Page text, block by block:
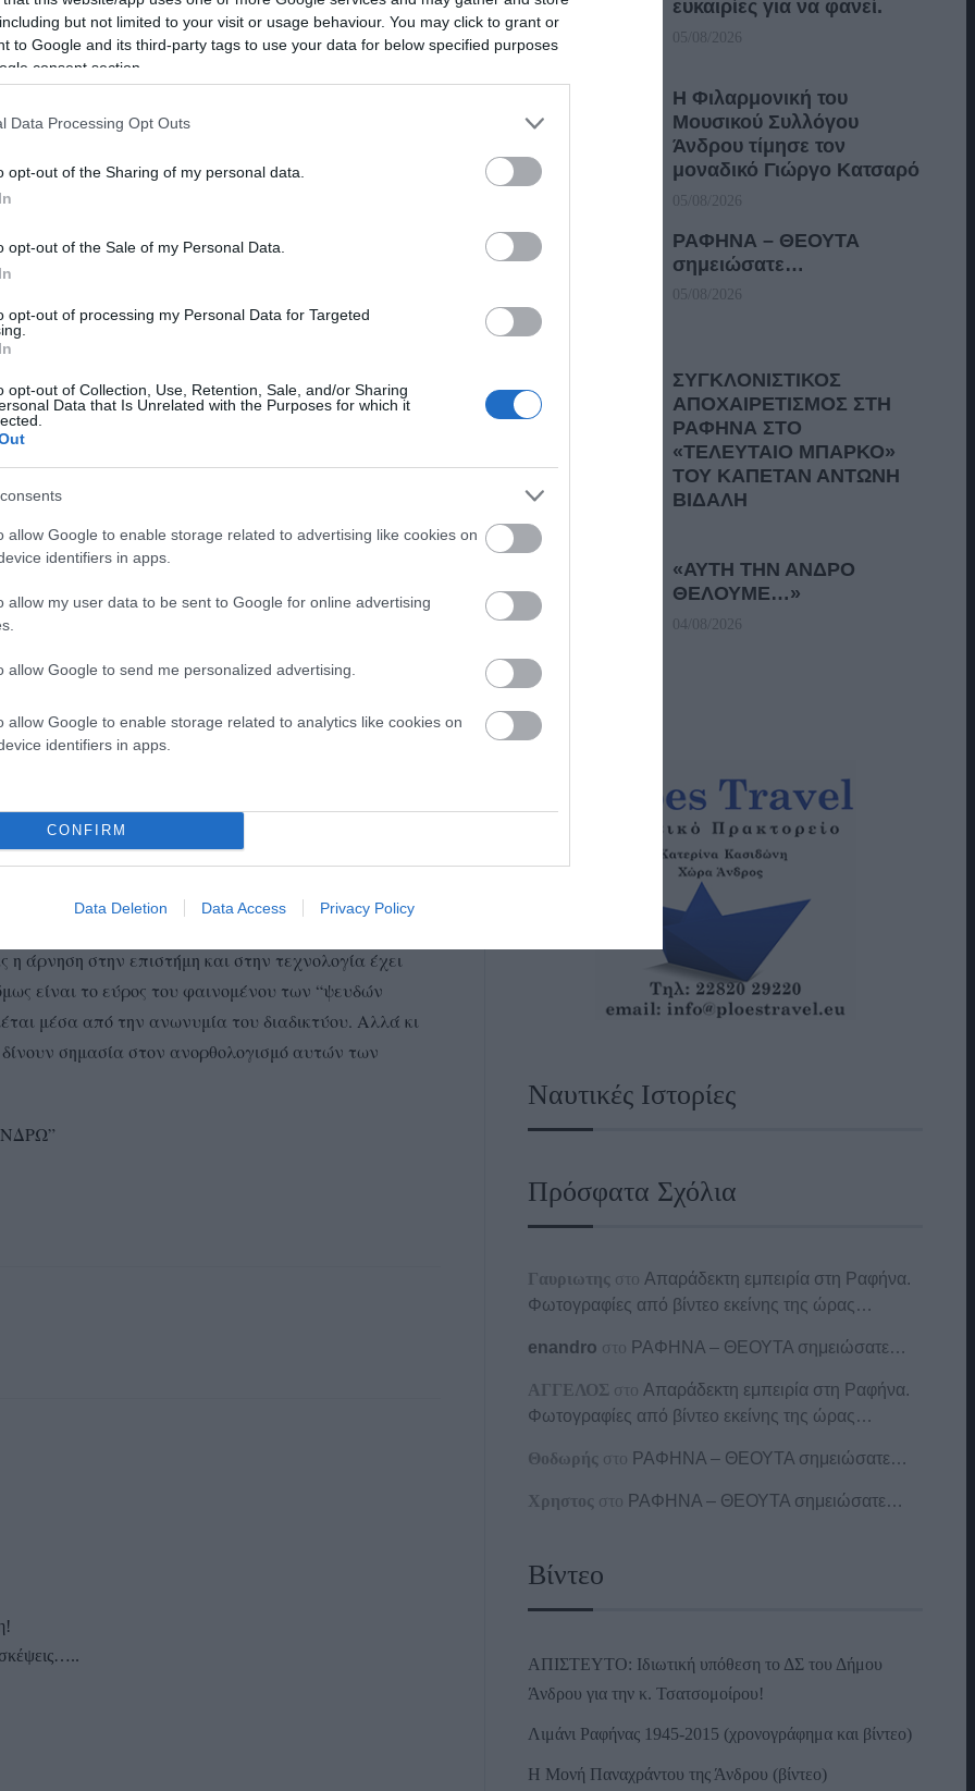
but not limited to your visit or usage behaviour. You may click to grant or
to Google and its third-party tags to use your data for below specified purposes
consent section.
Data Processing Opt Outs
opt-out of the Sharing of my personal data.
opt-out of the Sale of my Personal Data.
opt-out of processing my Personal Data for Targeted
opt-out of Collection, Use, Retention, Sale, and/or Sharing
Data that Is Unrelated with the Purposes for which it
allow Google to enable storage related to advertising like cookies on
identifiers in apps.
allow my user data to be sent to Google for online advertising
allow Google to send me personalized advertising.
allow Google to enable storage related to analytics like cookies on
identifiers in apps.
CONFIRM
Data Deletion Data Access Privacy Policy
αφίσα του 1889 που εκδόθηκε από τους τότε
κι όμως αληθινό Υπήρχαν τότε ομάδες
θα τους σκότωνε όλους”!!!
η ακαταλόγιστη άποψη που διακινούσε δημιουργεί
της επιστήμης. Πόσοι είναι κατά του
με τους πιο απίθανους τρόπους που αντιδρούν;
συνέλαβαν διευθυντή σχολείου που
σε αστυνομικό τμήμα της Πιερίας, όπου
περιστατικά “αρνητών” (ενδεικτικό καθηγητή,
έχουμε αρκετούς αρνητές της τεχνολογικής
κίνημα” κατά της τεχνολογίας καταλαμβάνοντας το
μη γίνει εγκατάσταση ανεμογεννητριών σε δύο
(Καμπανό & Στενό).
των αρνητών χτύπησε κόκκινο επί 8 χρόνια. Όσες
για τις 5 Α/Γ στο Στενό και τις 3 στον
καθυστέρηση 7 χρόνων από την δημιουργία ενός
που θα ανάδειχνε τον μοναδικό αρχαίο οικισμό
από την διαχείριση του άθλιου ΧΑΔΑ της
μια άρνηση στην εξέλιξη της κοινωνίας. Όπως
στην επιστήμη και στην τεχνολογία έχει
είναι το εύρος του φαινομένου των “ψευδών
μέσα από την ανωνυμία του διαδικτύου. Αλλά κι
σημασία στον ανορθολογισμό αυτών των
σκέψεις…..
ευκαιρίες για να φανεί.
05/08/2026
Η Φιλαρμονική του
Μουσικού Συλλόγου
Άνδρου τίμησε τον
μοναδικό Γιώργο Κατσαρό
05/08/2026
ΡΑΦΗΝΑ – ΘΕΟΥΤΑ
σημειώσατε…
05/08/2026
ΣΥΓΚΛΟΝΙΣΤΙΚΟΣ
ΑΠΟΧΑΙΡΕΤΙΣΜΟΣ ΣΤΗ
ΡΑΦΗΝΑ ΣΤΟ
«ΤΕΛΕΥΤΑΙΟ ΜΠΑΡΚΟ»
ΤΟΥ ΚΑΠΕΤΑΝ ΑΝΤΩΝΗ
ΒΙΔΑΛΗ
05/08/2026
«ΑΥΤΗ ΤΗΝ ΑΝΔΡΟ
ΘΕΛΟΥΜΕ…»
04/08/2026
Ναυτικές Ιστορίες
Πρόσφατα Σχόλια
Γαυριωτης στοΑπαράδεκτη εμπειρία στη Ραφήνα.
Φωτογραφίες από βίντεο εκείνης της ώρας…
enandro στο ΡΑΦΗΝΑ – ΘΕΟΥΤΑ σημειώσατε…
ΑΓΓΕΛΟΣ στοΑπαράδεκτη εμπειρία στη Ραφήνα.
Φωτογραφίες από βίντεο εκείνης της ώρας…
Θοδωρής στο ΡΑΦΗΝΑ – ΘΕΟΥΤΑ σημειώσατε…
Χρηστος στο ΡΑΦΗΝΑ – ΘΕΟΥΤΑ σημειώσατε…
Βίντεο
ΑΠΙΣΤΕΥΤΟ: Ιδιωτική υπόθεση το ΔΣ του Δήμου
Άνδρου για την κ. Τσατσομοίρου!
Λιμάνι Ραφήνας 1945-2015 (χρονογράφημα και βίντεο)
Η Μονή Παναχράντου της Άνδρου (βίντεο)